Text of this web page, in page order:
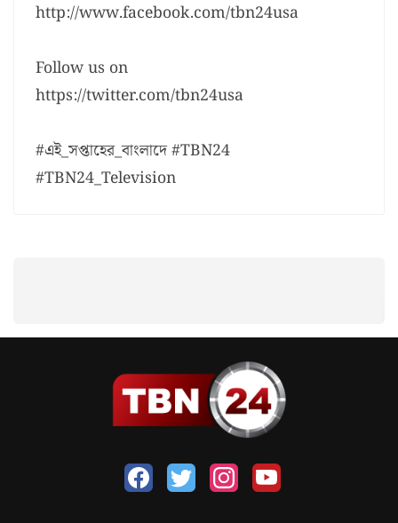
http://www.facebook.com/tbn24usa
Follow us on
https://twitter.com/tbn24usa
#এই_সপ্তাহের_বাংলাদে #TBN24
#TBN24_Television